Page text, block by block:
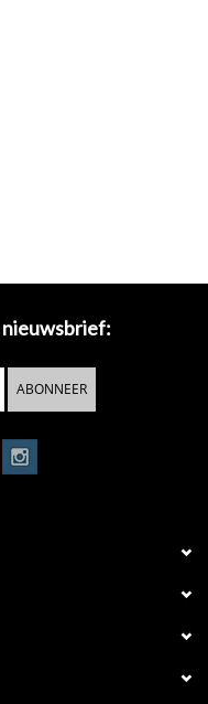
nieuwsbrief:
ABONNEER